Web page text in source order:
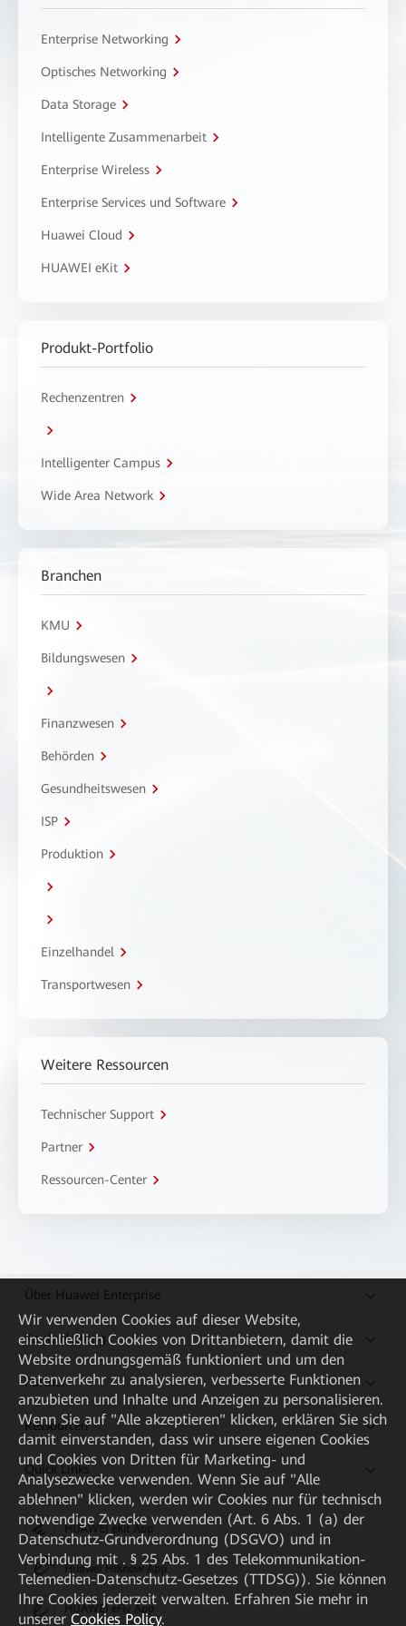
Enterprise Networking
Optisches Networking
Data Storage
Intelligente Zusammenarbeit
Enterprise Wireless
Enterprise Services und Software
Huawei Cloud
HUAWEI eKit
Produkt-Portfolio
Rechenzentren
Intelligenter Campus
Wide Area Network
Branchen
KMU
Bildungswesen
Finanzwesen
Behörden
Gesundheitswesen
ISP
Produktion
Einzelhandel
Transportwesen
Weitere Ressourcen
Technischer Support
Partner
Ressourcen-Center
Über Huawei Enterprise
Kaufanleitung
Partner
Ressourcen
Quick Links
HUAWEI eKit App
Huawei HiKnow App
HUAWEI eFly App
Wir verwenden Cookies auf dieser Website,
einschließlich Cookies von Drittanbietern, damit die
Website ordnungsgemäß funktioniert und um den
Datenverkehr zu analysieren, verbesserte Funktionen
anzubieten und Inhalte und Anzeigen zu personalisieren.
Wenn Sie auf "Alle akzeptieren" klicken, erklären Sie sich
damit einverstanden, dass wir unsere eigenen Cookies
und Cookies von Dritten für Marketing- und
Analysezwecke verwenden. Wenn Sie auf "Alle
ablehnen" klicken, werden wir Cookies nur für technisch
notwendige Zwecke verwenden (Art. 6 Abs. 1 (a) der
Datenschutz-Grundverordnung (DSGVO) und in
Verbindung mit . § 25 Abs. 1 des Telekommunikation-
Telemedien-Datenschutz-Gesetzes (TTDSG)). Sie können
Ihre Cookies jederzeit verwalten. Erfahren Sie mehr in
unserer Cookies Policy.